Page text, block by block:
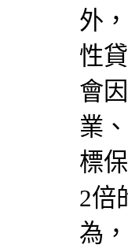
外
性
會
業
標
2倍
為